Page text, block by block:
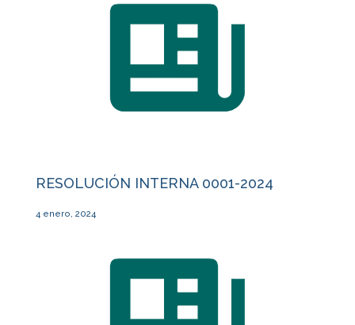
RESOLUCIÓN INTERNA 0001-2024
4 enero, 2024